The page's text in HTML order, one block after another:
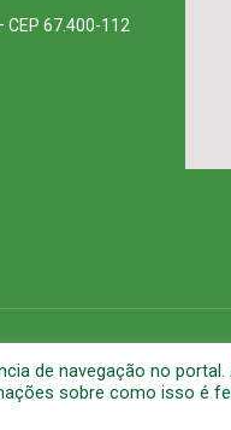
CEP 67.400-112
de navegação no
sobre como isso é